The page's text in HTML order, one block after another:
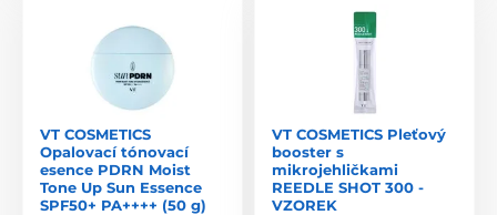
VT COSMETICS
Opalovací tónovací
esence PDRN Moist
Tone Up Sun Essence
SPF50+ PA++++ (50 g)
VT COSMETICS Pleťový
booster s
mikrojehličkami
REEDLE SHOT 300 -
VZOREK